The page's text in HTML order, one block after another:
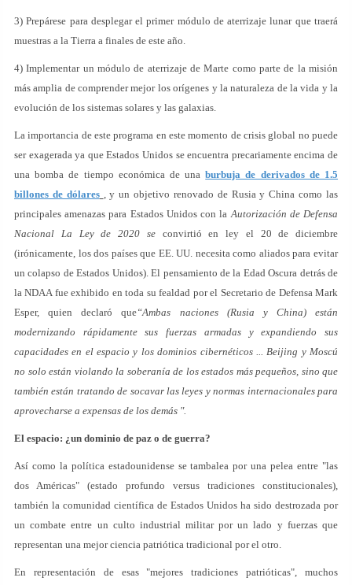
3) Prepárese para desplegar el primer módulo de aterrizaje lunar que traerá
muestras a la Tierra a finales de este año.
4) Implementar un módulo de aterrizaje de Marte como parte de la misión
más amplia de comprender mejor los orígenes y la naturaleza de la vida y la
evolución de los sistemas solares y las galaxias.
La importancia de este programa en este momento de crisis global no puede
ser exagerada ya que Estados Unidos se encuentra precariamente encima de
una bomba de tiempo económica de unaburbuja de derivados de 1.5
billones de dólares , y un objetivo renovado de Rusia y China como las
principales amenazas para Estados Unidos con laAutorización de Defensa
Nacional La Ley de 2020 seconvirtió en ley el 20 de diciembre
(irónicamente, los dos países que EE. UU. necesita como aliados para evitar
un colapso de Estados Unidos). El pensamiento de la Edad Oscura detrás de
la NDAA fue exhibido en toda su fealdad por el Secretario de Defensa Mark
Esper, quien declaró que“Ambas naciones (Rusia y China) están
modernizando rápidamente sus fuerzas armadas y expandiendo sus
capacidades en el espacio y los dominios cibernéticos ... Beijing y Moscú
no solo están violando la soberanía de los estados más pequeños, sino que
también están tratando de socavar las leyes y normas internacionales para
aprovecharse a expensas de los demás ".
El espacio: ¿un dominio de paz o de guerra?
Así como la política estadounidense se tambalea por una pelea entre "las
dos Américas" (estado profundo versus tradiciones constitucionales),
también la comunidad científica de Estados Unidos ha sido destrozada por
un combate entre un culto industrial militar por un lado y fuerzas que
representan una mejor ciencia patriótica tradicional por el otro.
En representación de esas "mejores tradiciones patrióticas", muchos